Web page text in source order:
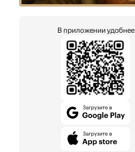
В приложении удобнее